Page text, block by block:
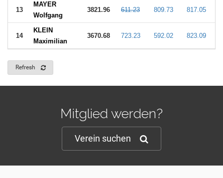
13
MAYER
Wolfgang
3821.96 611.23 809.73 817.05
14
KLEIN
Maximilian
3670.68 723.23 592.02 823.09
Refresh
Mitglied werden?
Verein suchen